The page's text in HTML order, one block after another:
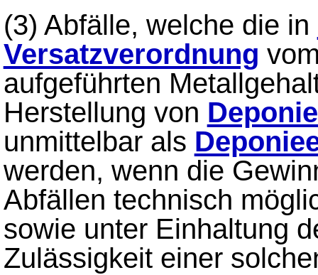
(3) Abfälle, welche die in
Versatzverordnung
aufgeführten
Herstellung von
unmittelbar als
werden, wenn die
Abfällen technisch
sowie unter Einhaltung
Zulässigkeit einer